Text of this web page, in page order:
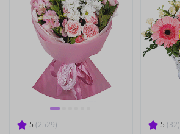
5 (2529) 5 (32)